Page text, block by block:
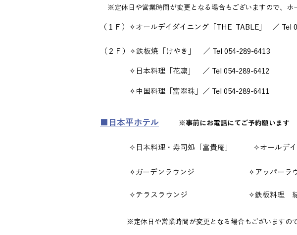
※定休日や営業時間が変更となる場合もございますので、ホ
（１Ｆ）✧オールデイダイニング「THE TABLE」 ／ Tel
（２Ｆ）✧鉄板焼「けやき」 ／ Tel 054-289-6413
✧日本料理「花凛」 ／ Tel 054-289-6412
✧中国料理「富翠珠」／ Tel 054-289-6411
■日本平ホテル ※事前にお電話にてご予約願います
✧日本料理・寿司処「富貴庵」 ✧オールデ
✧ガーデンラウンジ ✧アッパ
✧テラスラウンジ ✧鉄板料
※定休日や営業時間が変更となる場合もございますの